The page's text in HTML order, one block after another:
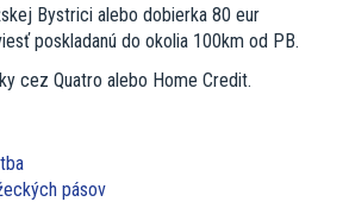
Bystrici alebo dobierka 80 eur
poskladanú do okolia 100km od PB.
cez Quatro alebo Home Credit.
pásov